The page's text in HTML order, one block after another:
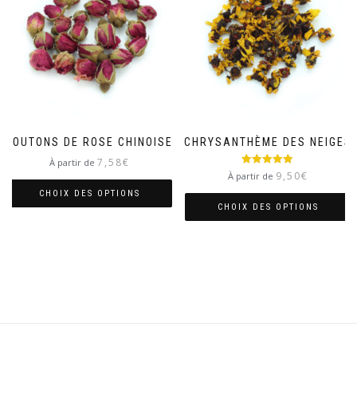
BOUTONS DE ROSE CHINOISE
À partir de 7,58€
CHOIX DES OPTIONS
CHRYSANTHÈME DES NEIGES
Note5.00
sur 5
À partir de 9,50€
CHOIX DES OPTIONS